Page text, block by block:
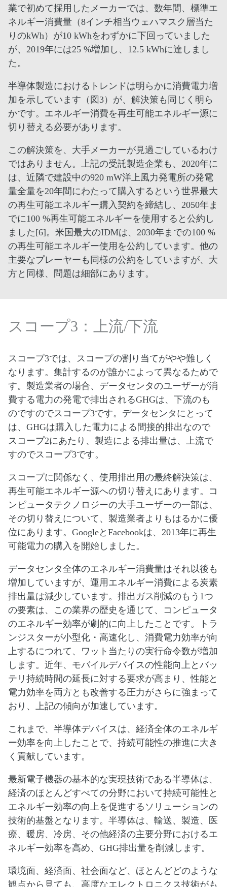
業で初めて採用したメーカーでは、数年間、標準エ
ネルギー消費量（8インチ相当ウェハマスク層当た
りのkWh）が10 kWhをわずかに下回っていました
が、2019年には25 %増加し、12.5 kWhに達しまし
た。
半導体製造におけるトレンドは明らかに消費電力増
加を示しています（図3）が、解決策も同じく明ら
かです。エネルギー消費を再生可能エネルギー源に
切り替える必要があります。
この解決策を、大手メーカーが見過ごしているわけ
ではありません。上記の受託製造企業も、2020年に
は、近隣で建設中の920 mW洋上風力発電所の発電
量全量を20年間にわたって購入するという世界最大
の再生可能エネルギー購入契約を締結し、2050年ま
でに100 %再生可能エネルギーを使用すると公約し
ました[6]。米国最大のIDMは、2030年までの100 %
の再生可能エネルギー使用を公約しています。他の
主要なプレーヤーも同様の公約をしていますが、大
方と同様、問題は細部にあります。
スコープ3：上流/下流
スコープ3では、スコープの割り当てがやや難しく
なります。集計するのが誰かによって異なるためで
す。製造業者の場合、データセンタのユーザーが消
費する電力の発電で排出されるGHGは、下流のも
のですのでスコープ3です。データセンタにとって
は、GHGは購入した電力による間接的排出なので
スコープ2にあたり、製造による排出量は、上流で
すのでスコープ3です。
スコープに関係なく、使用排出用の最終解決策は、
再生可能エネルギー源への切り替えにあります。コ
ンピュータテクノロジーの大手ユーザーの一部は、
その切り替えについて、製造業者よりもはるかに優
位にあります。GoogleとFacebookは、2013年に再生
可能電力の購入を開始しました。
データセンタ全体のエネルギー消費量はそれ以後も
増加していますが、運用エネルギー消費による炭素
排出量は減少しています。排出ガス削減のもう1つ
の要素は、この業界の歴史を通じて、コンピュータ
のエネルギー効率が劇的に向上したことです。トラ
ンジスターが小型化・高速化し、消費電力効率が向
上するにつれて、ワット当たりの実行命令数が増加
します。近年、モバイルデバイスの性能向上とバッ
テリ持続時間の延長に対する要求が高まり、性能と
電力効率を両方とも改善する圧力がさらに強まって
おり、上記の傾向が加速しています。
これまで、半導体デバイスは、経済全体のエネルギ
ー効率を向上したことで、持続可能性の推進に大き
く貢献しています。
最新電子機器の基本的な実現技術である半導体は、
経済のほとんどすべての分野において持続可能性と
エネルギー効率の向上を促進するソリューションの
技術的基盤となります。半導体は、輸送、製造、医
療、暖房、冷房、その他経済の主要分野におけるエ
ネルギー効率を高め、GHG排出量を削減します。
環境面、経済面、社会面など、ほとんどどのような
観点から見ても、高度なエレクトロニクス技術がも